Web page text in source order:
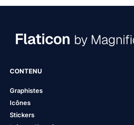
CONTENU
Graphistes
Icônes
Stickers